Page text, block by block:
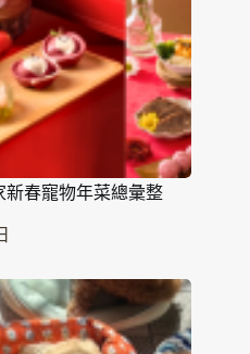
新春寵物年菜總彙整